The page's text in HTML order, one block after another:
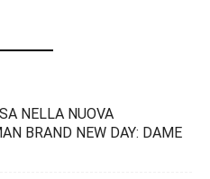
NELLA NUOVA
BRAND NEW DAY: DAME